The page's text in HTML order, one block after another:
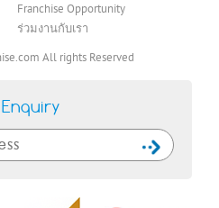
Franchise Opportunity
ร่วมงานกับเรา
All rights Reserved